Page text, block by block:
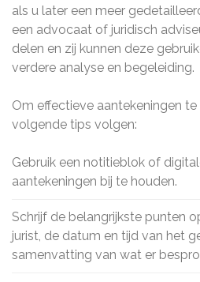
als u later een meer
een advocaat of juridisch
delen en zij kunnen deze
verdere analyse en begeleiding.
Om effectieve aantekeningen
volgende tips volgen:
Gebruik een notitieblok of
aantekeningen bij te houden.
Schrijf de belangrijkste punten
jurist, de datum en tijd van het
samenvatting van wat er